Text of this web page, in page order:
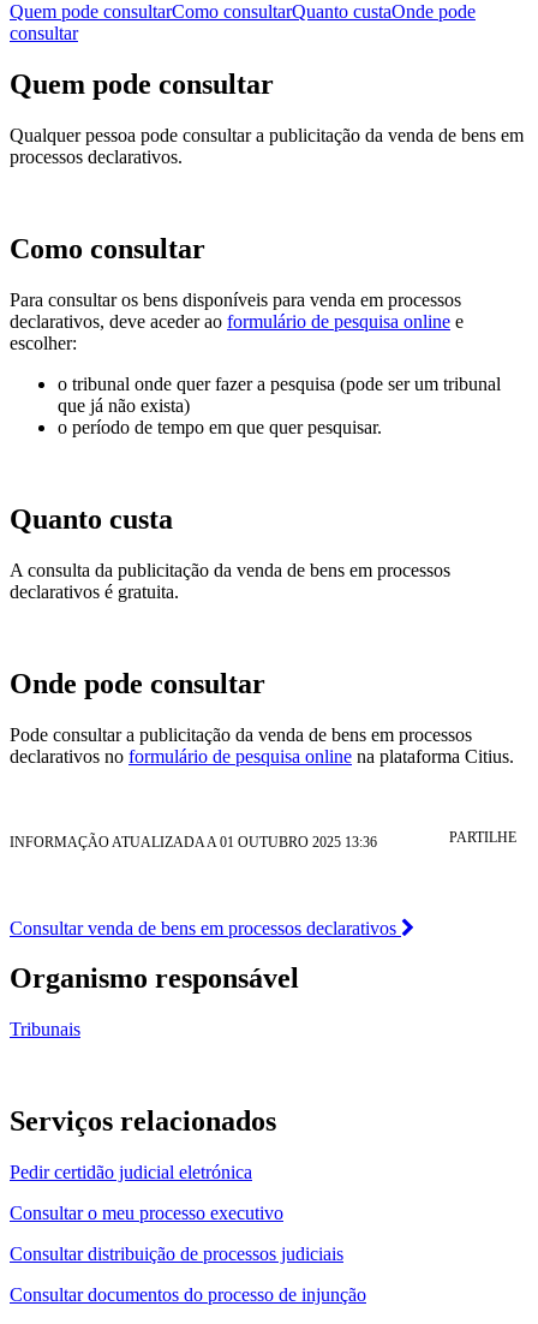
Quem pode consultarComo consultarQuanto custaOnde pode
consultar
Quem pode consultar
Qualquer pessoa pode consultar a publicitação da venda de bens em
processos declarativos.
Como consultar
Para consultar os bens disponíveis para venda em processos
declarativos, deve aceder ao formulário de pesquisa online e
escolher:
o tribunal onde quer fazer a pesquisa (pode ser um tribunal
que já não exista)
o período de tempo em que quer pesquisar.
Quanto custa
A consulta da publicitação da venda de bens em processos
declarativos é gratuita.
Onde pode consultar
Pode consultar a publicitação da venda de bens em processos
declarativos no formulário de pesquisa online na plataforma Citius.
INFORMAÇÃO ATUALIZADA A 01 OUTUBRO 2025 13:36 PARTILHE
Consultar venda de bens em processos declarativos
Organismo responsável
Tribunais
Serviços relacionados
Pedir certidão judicial eletrónica
Consultar o meu processo executivo
Consultar distribuição de processos judiciais
Consultar documentos do processo de injunção